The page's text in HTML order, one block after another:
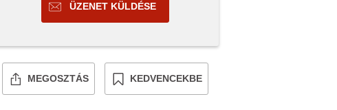
ÜZENET KÜLDÉSE
MEGOSZTÁS KEDVENCEKBE